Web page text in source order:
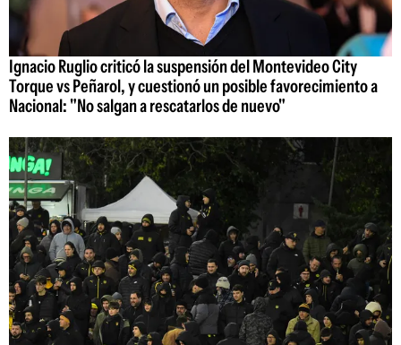
Ignacio Ruglio criticó la suspensión del Montevideo City
Torque vs Peñarol, y cuestionó un posible favorecimiento a
Nacional: "No salgan a rescatarlos de nuevo"